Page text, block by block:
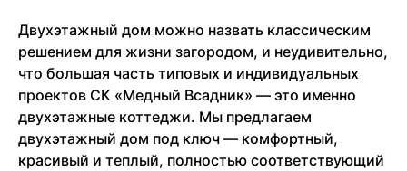
Двухэтажный дом можно назвать классическим
решением для жизни загородом, и неудивительно,
что большая часть типовых и индивидуальных
проектов СК «Медный Всадник» — это именно
двухэтажные коттеджи. Мы предлагаем
двухэтажный дом под ключ — комфортный,
красивый и теплый, полностью соответствующий